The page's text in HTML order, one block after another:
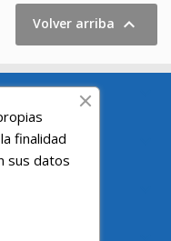
Volver arriba 
finalidad
sus datos